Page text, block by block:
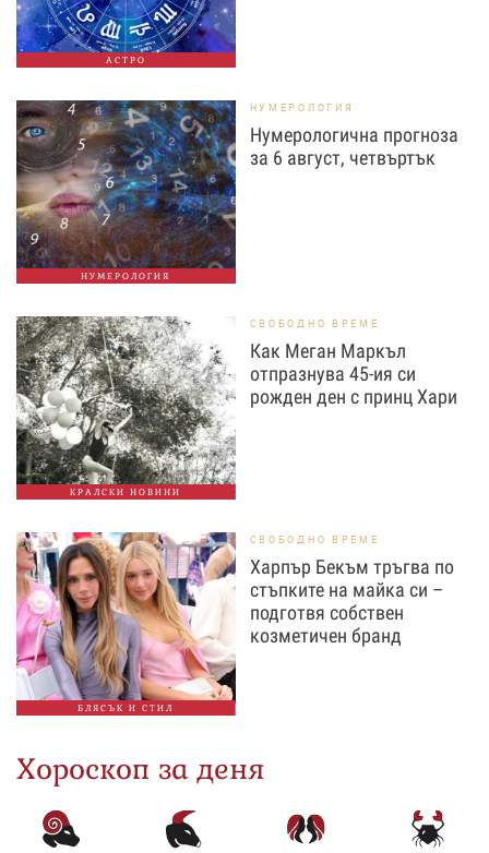
АСТРО
НУМЕРОЛОГИЯ
НУМЕРОЛОГИЯ
Нумерологична прогноза
за 6 август, четвъртък
КРАЛСКИ НОВИНИ
СВОБОДНО ВРЕМЕ
Как Меган Маркъл
отпразнува 45-ия си
рожден ден с принц Хари
БЛЯСЪК И СТИЛ
СВОБОДНО ВРЕМЕ
Харпър Бекъм тръгва по
стъпките на майка си –
подготвя собствен
козметичен бранд
Хороскоп за деня